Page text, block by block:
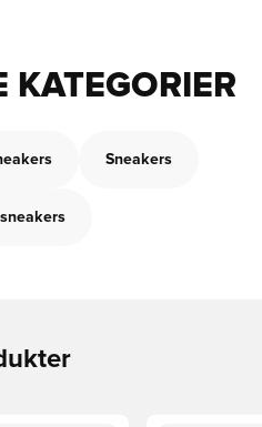
KATEGORIER
Sneakers